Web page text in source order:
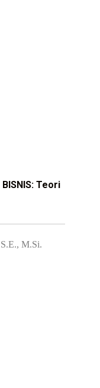
BISNIS: Teori
M.Si.